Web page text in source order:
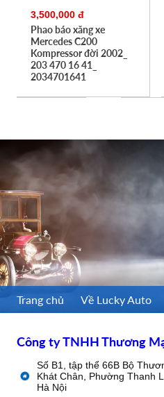
3,500,000 đ
Phao báo xăng xe
Mercedes C200
Kompressor đời 2002_
203 470 16 41_
2034701641
Trang chủ Về Lucky Auto
Công ty TNHH Thương
Số B1, tập thể 66B Bộ
Khát Chân, Phường Thanh
Hà Nội